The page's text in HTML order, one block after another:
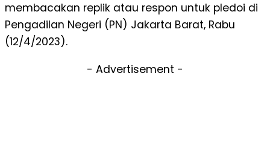
membacakan replik atau respon untuk pledoi di
Pengadilan Negeri (PN) Jakarta Barat, Rabu
(12/4/2023).
- Advertisement -